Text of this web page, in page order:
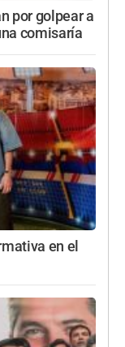
por golpear a
comisaría
en el